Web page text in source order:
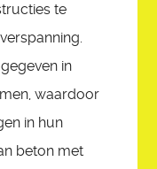
te
in
waardoor
in hun
beton met